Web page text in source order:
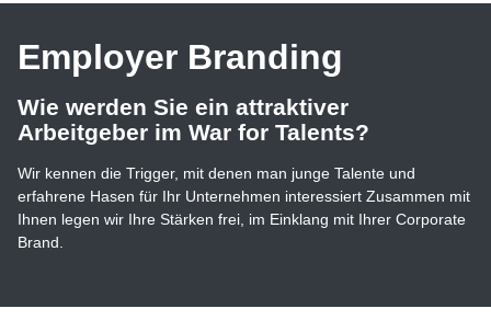
Employer Branding
Wie werden Sie ein attraktiver
Arbeitgeber im War for Talents?
Wir kennen die Trigger, mit denen man junge Talente und
erfahrene Hasen für Ihr Unternehmen interessiert Zusammen mit
Ihnen legen wir Ihre Stärken frei, im Einklang mit Ihrer Corporate
Brand.